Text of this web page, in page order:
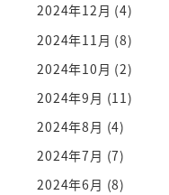
2024年12月 (4)
2024年11月 (8)
2024年10月 (2)
2024年9月 (11)
2024年8月 (4)
2024年7月 (7)
2024年6月 (8)